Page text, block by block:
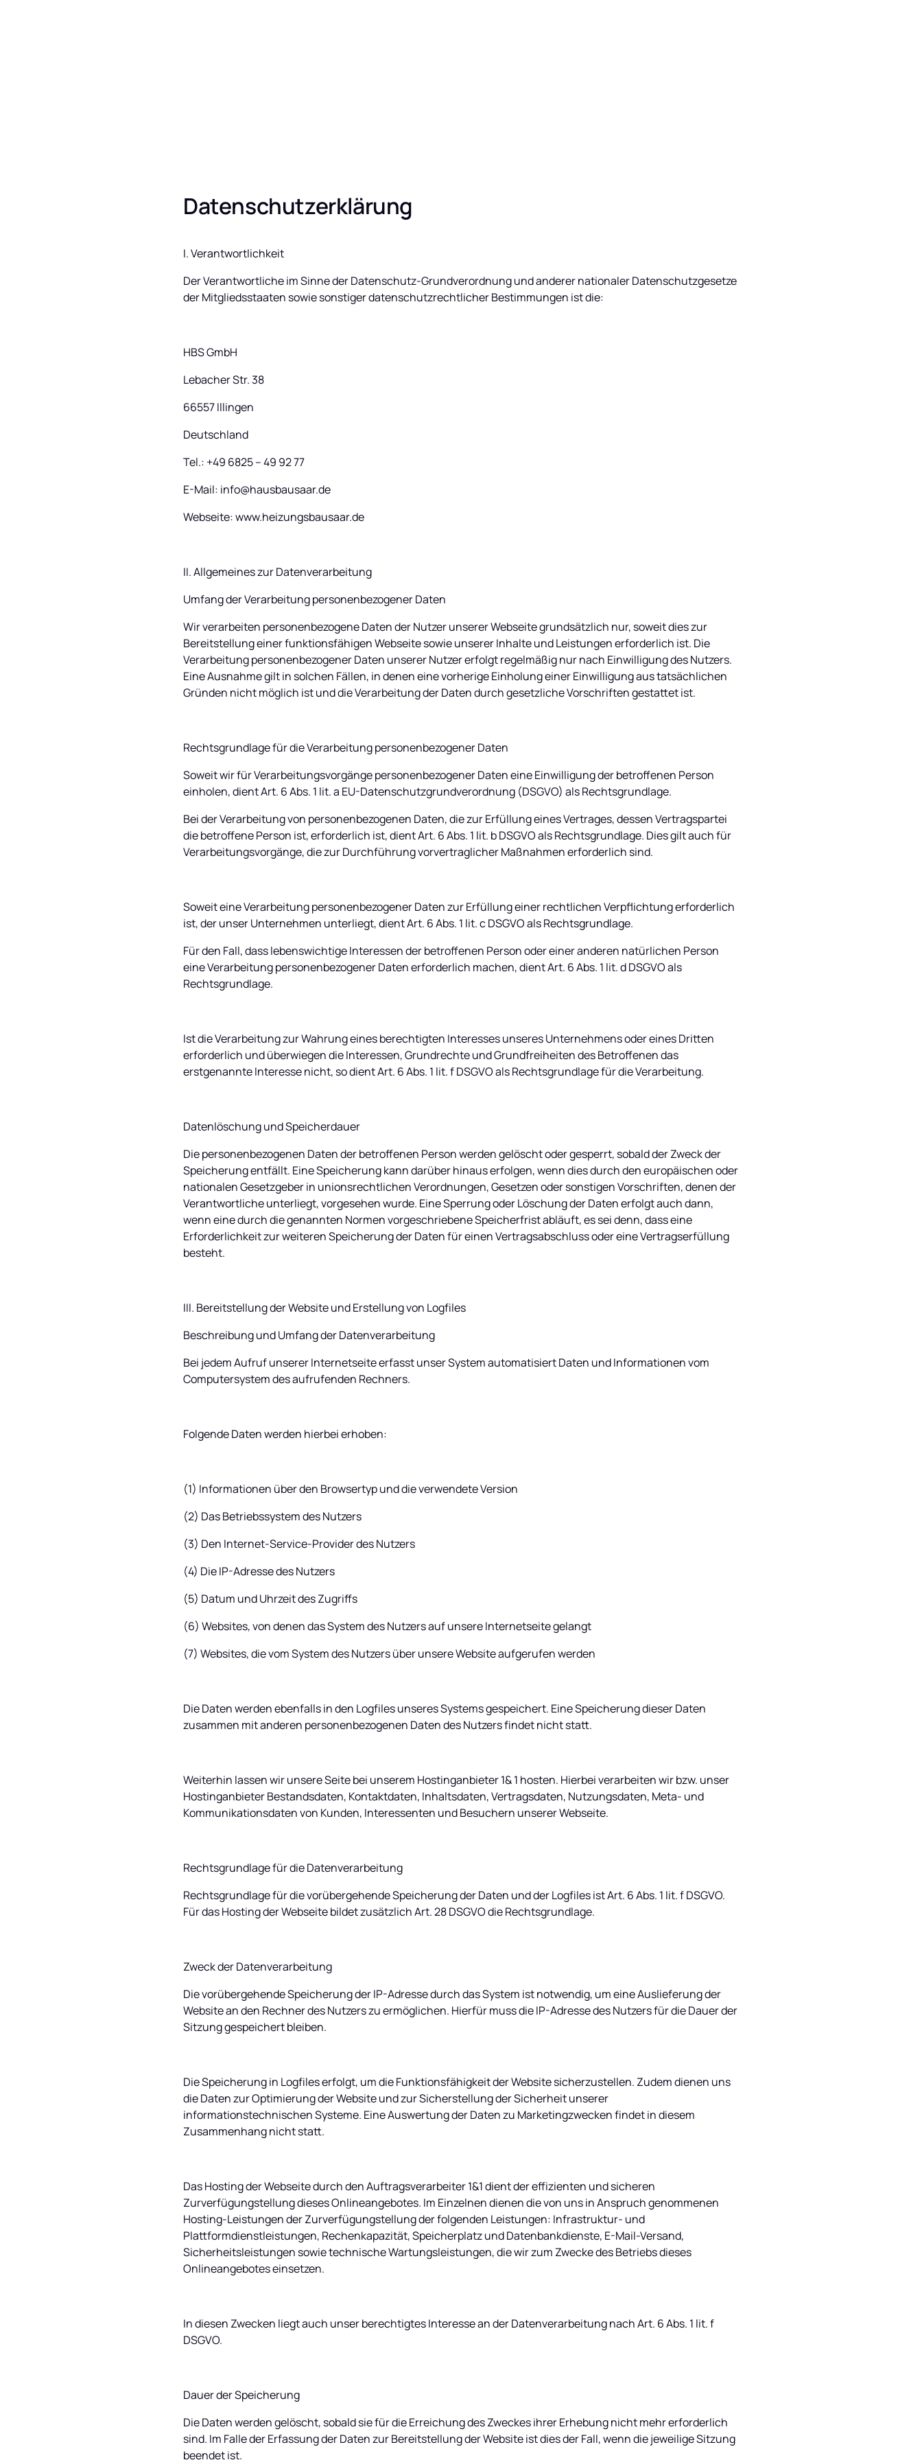
Datenschutzerklärung
I. Verantwortlichkeit
Der Verantwortliche im Sinne der Datenschutz-Grundverordnung und anderer nationaler Datenschutzgesetze
der Mitgliedsstaaten sowie sonstiger datenschutzrechtlicher Bestimmungen ist die:
HBS GmbH
Lebacher Str. 38
66557 Illingen
Deutschland
Tel.: +49 6825 – 49 92 77
E-Mail: info@hausbausaar.de
Webseite: www.heizungsbausaar.de
II. Allgemeines zur Datenverarbeitung
Umfang der Verarbeitung personenbezogener Daten
Wir verarbeiten personenbezogene Daten der Nutzer unserer Webseite grundsätzlich nur, soweit dies zur
Bereitstellung einer funktionsfähigen Webseite sowie unserer Inhalte und Leistungen erforderlich ist. Die
Verarbeitung personenbezogener Daten unserer Nutzer erfolgt regelmäßig nur nach Einwilligung des Nutzers.
Eine Ausnahme gilt in solchen Fällen, in denen eine vorherige Einholung einer Einwilligung aus tatsächlichen
Gründen nicht möglich ist und die Verarbeitung der Daten durch gesetzliche Vorschriften gestattet ist.
Rechtsgrundlage für die Verarbeitung personenbezogener Daten
Soweit wir für Verarbeitungsvorgänge personenbezogener Daten eine Einwilligung der betroffenen Person
einholen, dient Art. 6 Abs. 1 lit. a EU-Datenschutzgrundverordnung (DSGVO) als Rechtsgrundlage.
Bei der Verarbeitung von personenbezogenen Daten, die zur Erfüllung eines Vertrages, dessen Vertragspartei
die betroffene Person ist, erforderlich ist, dient Art. 6 Abs. 1 lit. b DSGVO als Rechtsgrundlage. Dies gilt auch für
Verarbeitungsvorgänge, die zur Durchführung vorvertraglicher Maßnahmen erforderlich sind.
Soweit eine Verarbeitung personenbezogener Daten zur Erfüllung einer rechtlichen Verpflichtung erforderlich
ist, der unser Unternehmen unterliegt, dient Art. 6 Abs. 1 lit. c DSGVO als Rechtsgrundlage.
Für den Fall, dass lebenswichtige Interessen der betroffenen Person oder einer anderen natürlichen Person
eine Verarbeitung personenbezogener Daten erforderlich machen, dient Art. 6 Abs. 1 lit. d DSGVO als
Rechtsgrundlage.
Ist die Verarbeitung zur Wahrung eines berechtigten Interesses unseres Unternehmens oder eines Dritten
erforderlich und überwiegen die Interessen, Grundrechte und Grundfreiheiten des Betroffenen das
erstgenannte Interesse nicht, so dient Art. 6 Abs. 1 lit. f DSGVO als Rechtsgrundlage für die Verarbeitung.
Datenlöschung und Speicherdauer
Die personenbezogenen Daten der betroffenen Person werden gelöscht oder gesperrt, sobald der Zweck der
Speicherung entfällt. Eine Speicherung kann darüber hinaus erfolgen, wenn dies durch den europäischen oder
nationalen Gesetzgeber in unionsrechtlichen Verordnungen, Gesetzen oder sonstigen Vorschriften, denen der
Verantwortliche unterliegt, vorgesehen wurde. Eine Sperrung oder Löschung der Daten erfolgt auch dann,
wenn eine durch die genannten Normen vorgeschriebene Speicherfrist abläuft, es sei denn, dass eine
Erforderlichkeit zur weiteren Speicherung der Daten für einen Vertragsabschluss oder eine Vertragserfüllung
besteht.
III. Bereitstellung der Website und Erstellung von Logfiles
Beschreibung und Umfang der Datenverarbeitung
Bei jedem Aufruf unserer Internetseite erfasst unser System automatisiert Daten und Informationen vom
Computersystem des aufrufenden Rechners.
Folgende Daten werden hierbei erhoben:
(1) Informationen über den Browsertyp und die verwendete Version
(2) Das Betriebssystem des Nutzers
(3) Den Internet-Service-Provider des Nutzers
(4) Die IP-Adresse des Nutzers
(5) Datum und Uhrzeit des Zugriffs
(6) Websites, von denen das System des Nutzers auf unsere Internetseite gelangt
(7) Websites, die vom System des Nutzers über unsere Website aufgerufen werden
Die Daten werden ebenfalls in den Logfiles unseres Systems gespeichert. Eine Speicherung dieser Daten
zusammen mit anderen personenbezogenen Daten des Nutzers findet nicht statt.
Weiterhin lassen wir unsere Seite bei unserem Hostinganbieter 1& 1 hosten. Hierbei verarbeiten wir bzw. unser
Hostinganbieter Bestandsdaten, Kontaktdaten, Inhaltsdaten, Vertragsdaten, Nutzungsdaten, Meta- und
Kommunikationsdaten von Kunden, Interessenten und Besuchern unserer Webseite.
Rechtsgrundlage für die Datenverarbeitung
Rechtsgrundlage für die vorübergehende Speicherung der Daten und der Logfiles ist Art. 6 Abs. 1 lit. f DSGVO.
Für das Hosting der Webseite bildet zusätzlich Art. 28 DSGVO die Rechtsgrundlage.
Zweck der Datenverarbeitung
Die vorübergehende Speicherung der IP-Adresse durch das System ist notwendig, um eine Auslieferung der
Website an den Rechner des Nutzers zu ermöglichen. Hierfür muss die IP-Adresse des Nutzers für die Dauer der
Sitzung gespeichert bleiben.
Die Speicherung in Logfiles erfolgt, um die Funktionsfähigkeit der Website sicherzustellen. Zudem dienen uns
die Daten zur Optimierung der Website und zur Sicherstellung der Sicherheit unserer
informationstechnischen Systeme. Eine Auswertung der Daten zu Marketingzwecken findet in diesem
Zusammenhang nicht statt.
Das Hosting der Webseite durch den Auftragsverarbeiter 1&1 dient der effizienten und sicheren
Zurverfügungstellung dieses Onlineangebotes. Im Einzelnen dienen die von uns in Anspruch genommenen
Hosting-Leistungen der Zurverfügungstellung der folgenden Leistungen: Infrastruktur- und
Plattformdienstleistungen, Rechenkapazität, Speicherplatz und Datenbankdienste, E-Mail-Versand,
Sicherheitsleistungen sowie technische Wartungsleistungen, die wir zum Zwecke des Betriebs dieses
Onlineangebotes einsetzen.
In diesen Zwecken liegt auch unser berechtigtes Interesse an der Datenverarbeitung nach Art. 6 Abs. 1 lit. f
DSGVO.
Dauer der Speicherung
Die Daten werden gelöscht, sobald sie für die Erreichung des Zweckes ihrer Erhebung nicht mehr erforderlich
sind. Im Falle der Erfassung der Daten zur Bereitstellung der Website ist dies der Fall, wenn die jeweilige Sitzung
beendet ist.